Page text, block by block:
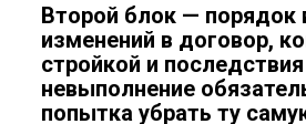
Второй блок — порядок
изменений в договор,
стройкой и
невыполнение
попытка убрать ту